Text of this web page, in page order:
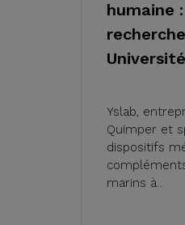
humaine
Université
Yslab,
Quimper et
dispositifs
marins à...